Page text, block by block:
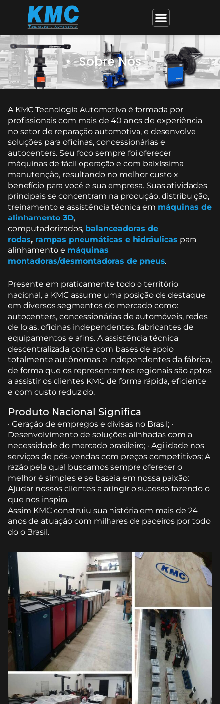
Sobre Nós
A KMC Tecnologia Automotiva é formada por
profissionais com mais de 40 anos de experiência
no setor de reparação automotiva, e desenvolve
soluções para oficinas, concessionárias e
autocenters. Seu foco sempre foi oferecer
máquinas de fácil operação e com baixíssima
manutenção, resultando no melhor custo x
benefício para você e sua empresa. Suas atividades
principais se concentram na produção, distribuição,
treinamento e assistência técnica em máquinas de
alinhamento 3D,
computadorizados, balanceadoras de
rodas, rampas pneumáticas e hidráulicas para
alinhamento e máquinas
montadoras/desmontadoras de pneus.
Presente em praticamente todo o território
nacional, a KMC assume uma posição de destaque
em diversos segmentos do mercado como:
autocenters, concessionárias de automóveis, redes
de lojas, oficinas independentes, fabricantes de
equipamentos e afins. A assistência técnica
descentralizada conta com bases de apoio
totalmente autônomas e independentes da fábrica,
de forma que os representantes regionais são aptos
a assistir os clientes KMC de forma rápida, eficiente
e com custo reduzido.
Produto Nacional Significa
· Geração de empregos e divisas no Brasil; ·
Desenvolvimento de soluções alinhadas com a
necessidade do mercado brasileiro; · Agilidade nos
serviços de pós-vendas com preços competitivos; A
razão pela qual buscamos sempre oferecer o
melhor é simples e se baseia em nossa paixão:
Ajudar nossos clientes a atingir o sucesso fazendo o
que nos inspira.
Assim KMC construiu sua história em mais de 24
anos de atuação com milhares de paceiros por todo
do o Brasil.